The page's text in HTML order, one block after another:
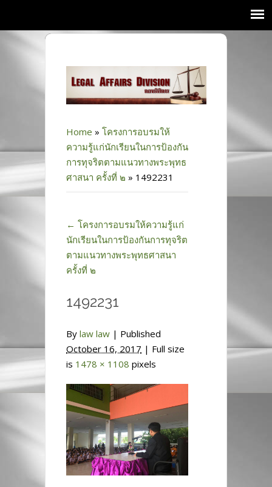
Home » โครงการอบรมให้
ความรู้แก่นักเรียนในการป้องกัน
การทุจริตตามแนวทางพระพุทธ
ศาสนา ครั้งที่ ๒ » 1492231
← โครงการอบรมให้ความรู้แก่
นักเรียนในการป้องกันการทุจริต
ตามแนวทางพระพุทธศาสนา
ครั้งที่ ๒
1492231
By law law | Published
October 16, 2017 | Full size
is 1478 × 1108 pixels